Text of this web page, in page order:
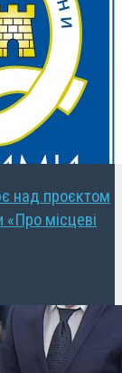
над проєктом
«Про місцеві